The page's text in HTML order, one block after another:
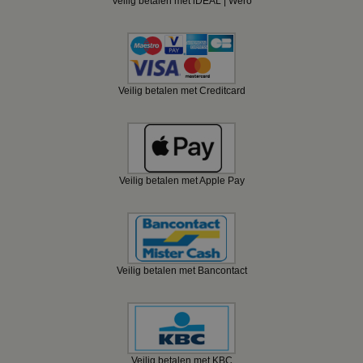
Veilig betalen met Creditcard
Veilig betalen met Apple Pay
Veilig betalen met Bancontact
Veilig betalen met KBC